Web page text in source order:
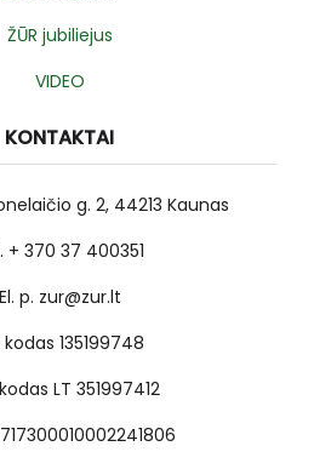
ŽŪR jubiliejus
VIDEO
KONTAKTAI
g. 2, 44213 Kaunas
+ 370 37 400351
El. p. zur@zur.lt
kodas 135199748
LT 351997412